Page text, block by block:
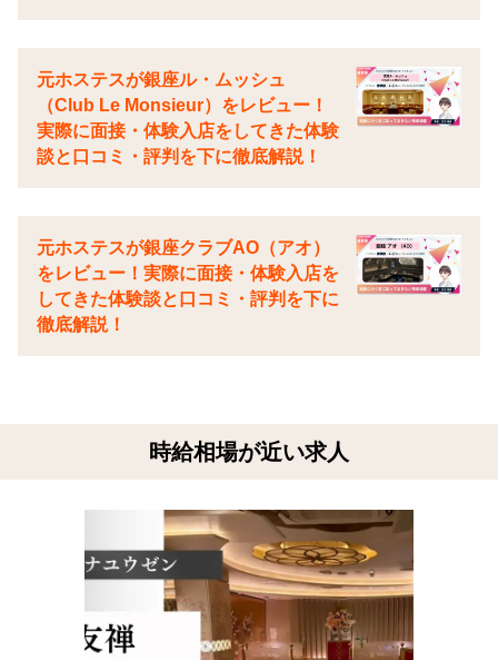
元ホステスが銀座ル・ムッシュ
（Club Le Monsieur）をレビュー！
実際に面接・体験入店をしてきた体験
談と口コミ・評判を下に徹底解説！
元ホステスが銀座クラブAO（アオ）
をレビュー！実際に面接・体験入店を
してきた体験談と口コミ・評判を下に
徹底解説！
時給相場が近い求人